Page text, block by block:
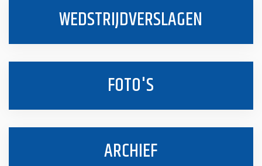
WEDSTRIJDVERSLAGEN
FOTO'S
ARCHIEF